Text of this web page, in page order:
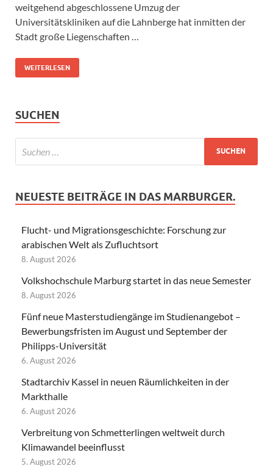
weitgehend abgeschlossene Umzug der
Universitätskliniken auf die Lahnberge hat inmitten der
Stadt große Liegenschaften …
WEITERLESEN
SUCHEN
NEUESTE BEITRÄGE IN DAS MARBURGER.
Flucht- und Migrationsgeschichte: Forschung zur
arabischen Welt als Zufluchtsort
8. August 2026
Volkshochschule Marburg startet in das neue Semester
8. August 2026
Fünf neue Masterstudiengänge im Studienangebot –
Bewerbungsfristen im August und September der
Philipps-Universität
6. August 2026
Stadtarchiv Kassel in neuen Räumlichkeiten in der
Markthalle
6. August 2026
Verbreitung von Schmetterlingen weltweit durch
Klimawandel beeinflusst
5. August 2026